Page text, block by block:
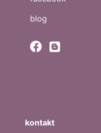
blog
kontakt